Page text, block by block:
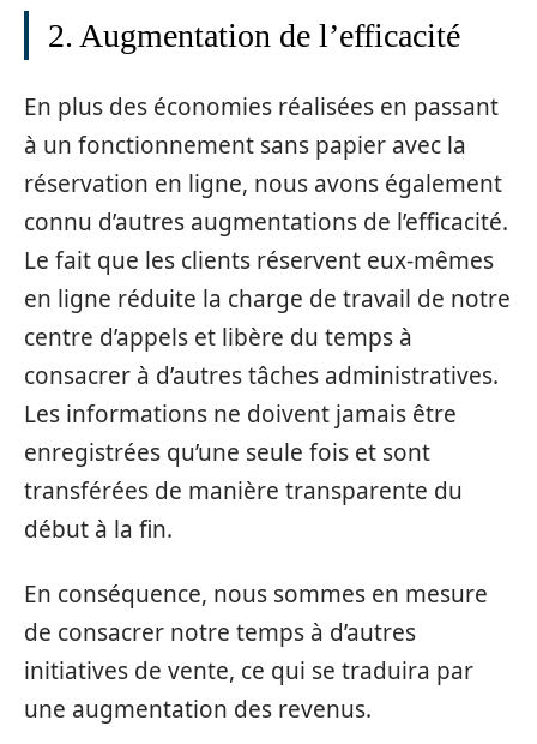
2. Augmentation de l’efficacité
En plus des économies réalisées en passant
à un fonctionnement sans papier avec la
réservation en ligne, nous avons également
connu d’autres augmentations de l’efficacité.
Le fait que les clients réservent eux-mêmes
en ligne réduite la charge de travail de notre
centre d’appels et libère du temps à
consacrer à d’autres tâches administratives.
Les informations ne doivent jamais être
enregistrées qu’une seule fois et sont
transférées de manière transparente du
début à la fin.
En conséquence, nous sommes en mesure
de consacrer notre temps à d’autres
initiatives de vente, ce qui se traduira par
une augmentation des revenus.